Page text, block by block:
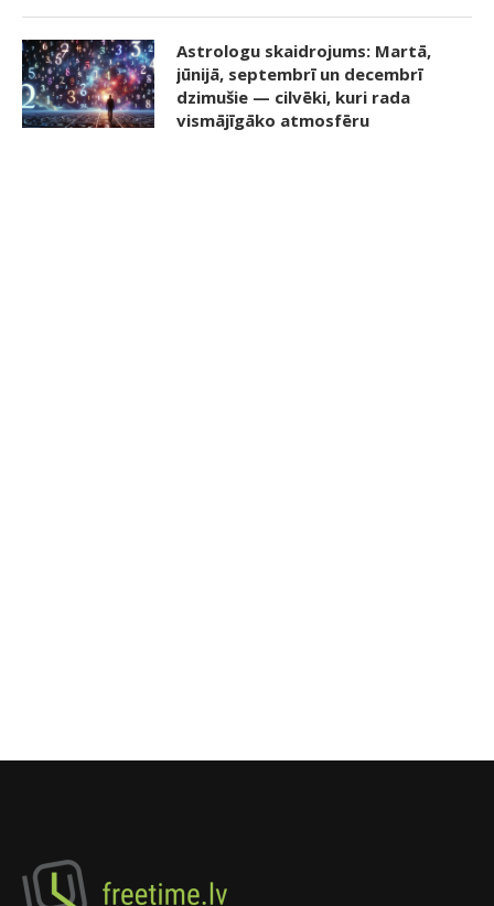
Astrologu skaidrojums: Martā,
jūnijā, septembrī un decembrī
dzimušie — cilvēki, kuri rada
vismājīgāko atmosfēru